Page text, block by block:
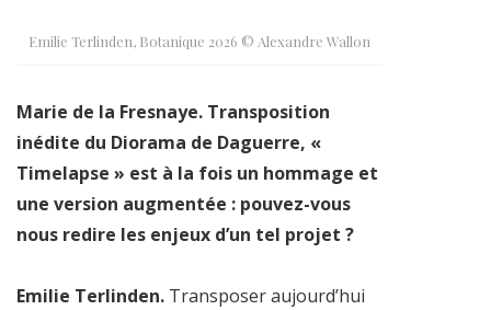
Emilie Terlinden, Botanique 2026 © Alexandre Wallon
Marie de la Fresnaye. Transposition
inédite du Diorama de Daguerre, «
Timelapse » est à la fois un hommage et
une version augmentée : pouvez-vous
nous redire les enjeux d’un tel projet ?
Emilie Terlinden. Transposer aujourd’hui